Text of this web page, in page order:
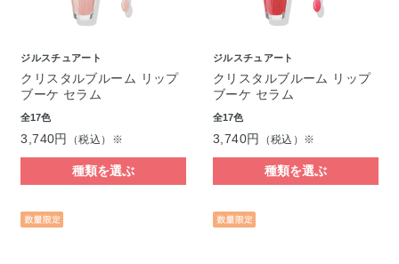
ジルスチュアート
クリスタルブルーム リップ
ブーケ セラム
全17色
3,740円 （税込）※
種類を選ぶ
ジルスチュアート
クリスタルブルーム リップ
ブーケ セラム
全17色
3,740円 （税込）※
種類を選ぶ